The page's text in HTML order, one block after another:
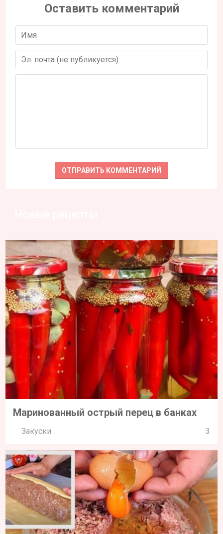
Оставить комментарий
Маринованный острый перец в банках
Закуски 3